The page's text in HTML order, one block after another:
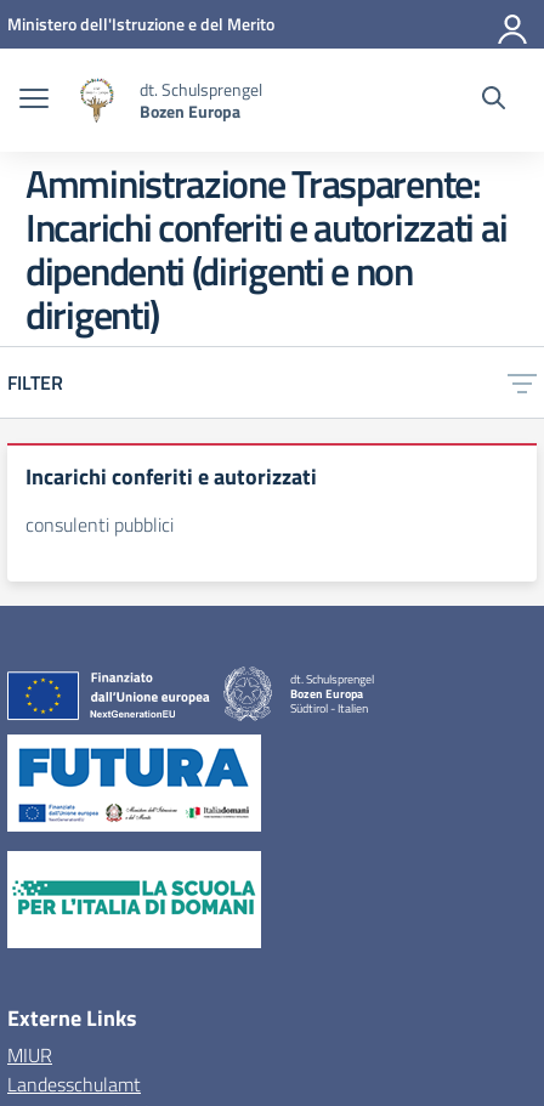
Zum Inhalt springen
Zum Navigationsmenü springen
Zur Fußzeile springen
Ministero dell'Istruzione e del Merito
dt. Schulsprengel
Bozen Europa
Amministrazione Trasparente:
Incarichi conferiti e autorizzati ai
dipendenti (dirigenti e non
dirigenti)
FILTER
Incarichi conferiti e autorizzati
consulenti pubblici
dt. Schulsprengel
Bozen Europa
Südtirol - Italien
Externe Links
MIUR
Landesschulamt